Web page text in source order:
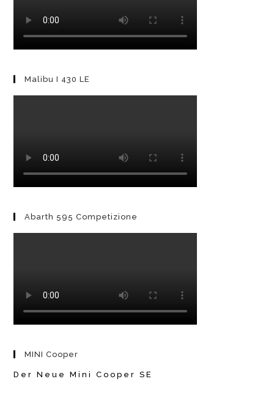
Malibu I 430 LE
Abarth 595 Competizione
MINI Cooper
Der Neue Mini Cooper SE